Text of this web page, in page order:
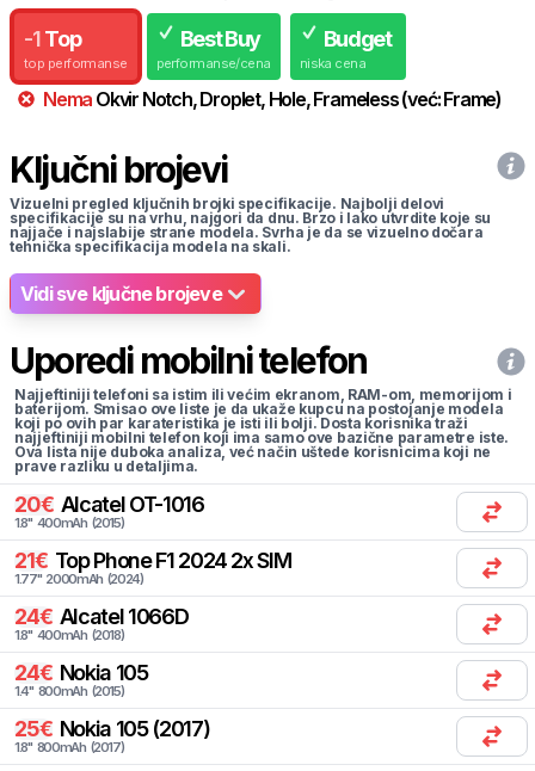
-1 Top
top performanse
Best Buy
performanse/cena
Budget
niska cena
Nema Okvir Notch, Droplet, Hole, Frameless(već:Frame)
Ključni brojevi
Vizuelni pregled ključnih brojki specifikacije. Najbolji delovi
specifikacije su na vrhu, najgori da dnu. Brzo i lako utvrdite koje su
najjače i najslabije strane modela. Svrha je da se vizuelno dočara
tehnička specifikacija modela na skali.
Vidi sve ključne brojeve
Uporedi mobilni telefon
Najjeftiniji telefoni sa istim ili većim ekranom, RAM-om, memorijom i
baterijom. Smisao ove liste je da ukaže kupcu na postojanje modela
koji po ovih par karateristika je isti ili bolji. Dosta korisnika traži
najjeftiniji mobilni telefon koji ima samo ove bazične parametre iste.
Ova lista nije duboka analiza, već način uštede korisnicima koji ne
prave razliku u detaljima.
20€ Alcatel OT-1016
1.8" 400mAh (2015)
21€ Top Phone F1 2024 2x SIM
1.77" 2000mAh (2024)
24€ Alcatel 1066D
1.8" 400mAh (2018)
24€ Nokia 105
1.4" 800mAh (2015)
25€ Nokia 105 (2017)
1.8" 800mAh (2017)